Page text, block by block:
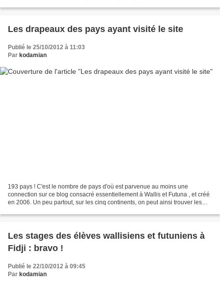
Les drapeaux des pays ayant visité le site
Publié le 25/10/2012 à 11:03
Par kodamian
193 pays ! C'est le nombre de pays d'où est parvenue au moins une
connection sur ce blog consacré essentiellement à Wallis et Futuna , et créé
en 2006. Un peu partout, sur les cinq continents, on peut ainsi trouver les
Les stages des élèves wallisiens et futuniens à
Fidji : bravo !
Publié le 22/10/2012 à 09:45
Par kodamian